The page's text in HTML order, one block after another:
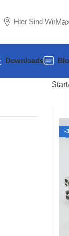
Hier Sind Wir
Downloads
Start
-